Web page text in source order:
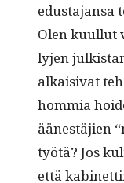
edus­ta­jansa
Olen kuul­lut
ly­jen
alka­isi­vat
hom­mia
äänestäjien
työtä? Jos
että